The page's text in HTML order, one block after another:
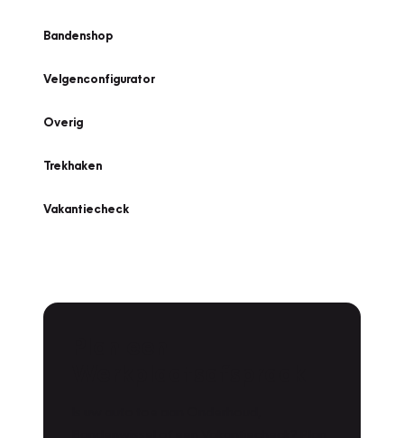
Bandenshop
Velgenconfigurator
Overig
Trekhaken
Vakantiecheck